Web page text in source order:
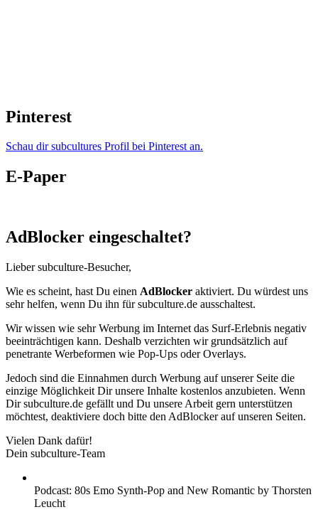
Pinterest
Schau dir subcultures Profil bei Pinterest an.
E-Paper
AdBlocker eingeschaltet?
Lieber subculture-Besucher,
Wie es scheint, hast Du einen AdBlocker aktiviert. Du würdest uns
sehr helfen, wenn Du ihn für subculture.de ausschaltest.
Wir wissen wie sehr Werbung im Internet das Surf-Erlebnis negativ
beeinträchtigen kann. Deshalb verzichten wir grundsätzlich auf
penetrante Werbeformen wie Pop-Ups oder Overlays.
Jedoch sind die Einnahmen durch Werbung auf unserer Seite die
einzige Möglichkeit Dir unsere Inhalte kostenlos anzubieten. Wenn
Dir subculture.de gefällt und Du unsere Arbeit gern unterstützen
möchtest, deaktiviere doch bitte den AdBlocker auf unseren Seiten.
Vielen Dank dafür!
Dein subculture-Team
Podcast: 80s Emo Synth-Pop and New Romantic by Thorsten
Leucht